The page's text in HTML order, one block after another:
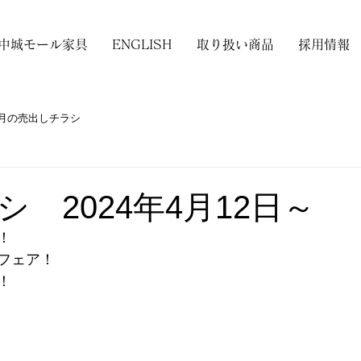
城モール家具 ENGLISH 取り扱い商品 採用情報
の売出しチラシ
2024年4月12日～
ェア！